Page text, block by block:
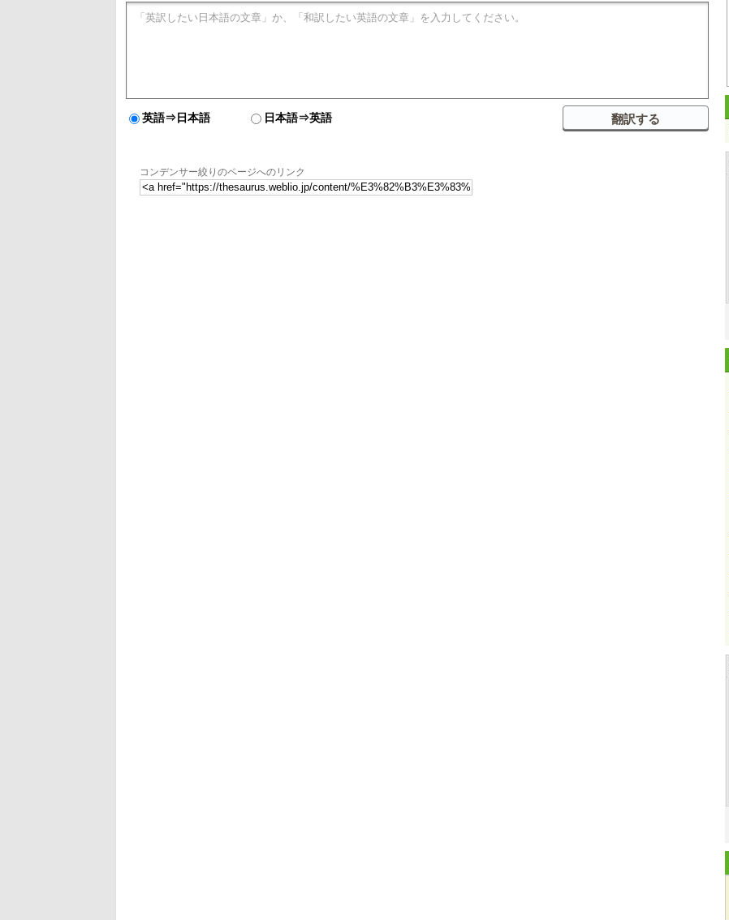
英語⇒日本語 日本語⇒英語
コンデンサー絞りのページへのリンク